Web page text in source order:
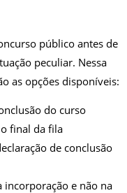
público antes de
peculiar. Nessa
as opções disponíveis:
do curso
final da fila
de conclusão
e não na